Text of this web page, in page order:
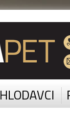
HLODAVCI